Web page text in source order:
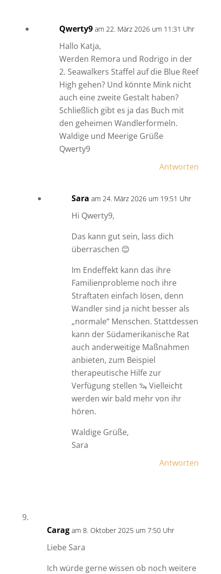
Qwerty9 am 22. März 2026 um 11:31 Uhr
Hallo Katja,
Werden Remora und Rodrigo in der
2. Seawalkers Staffel auf die Blue Reef
High gehen? Und könnte Mink nicht
auch eine zweite Gestalt haben?
Schließlich gibt es ja das Buch mit
den geheimen Wandlerformeln.
Waldige und Meerige Grüße
Qwerty9
Antworten
Sara am 24. März 2026 um 19:51 Uhr
Hi Qwerty9,
Das kann gut sein, lass dich
überraschen 😊
Im Endeffekt kann das ihre
Familienprobleme noch ihre
Straftaten einfach lösen, denn
Wandler sind ja nicht besser als
„normale“ Menschen. Stattdessen
kann der Südamerikanische Rat
auch anderweitige Maßnahmen
anbieten, zum Beispiel
therapeutische Hilfe zur
Verfügung stellen 🦦 Vielleicht
werden wir bald mehr von ihr
hören.
Waldige Grüße,
Sara
Antworten
Carag am 8. Oktober 2025 um 7:50 Uhr
Liebe Sara
Ich würde gerne wissen ob noch weitere